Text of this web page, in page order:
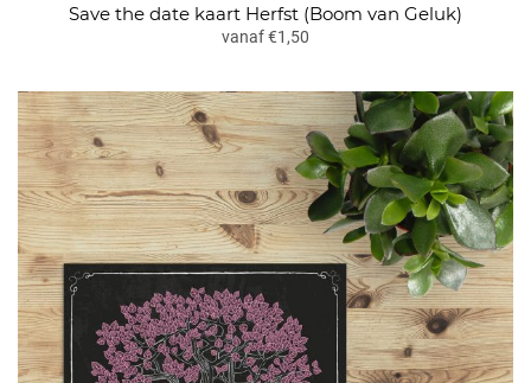
Save the date kaart Herfst (Boom van Geluk)
vanaf €1,50